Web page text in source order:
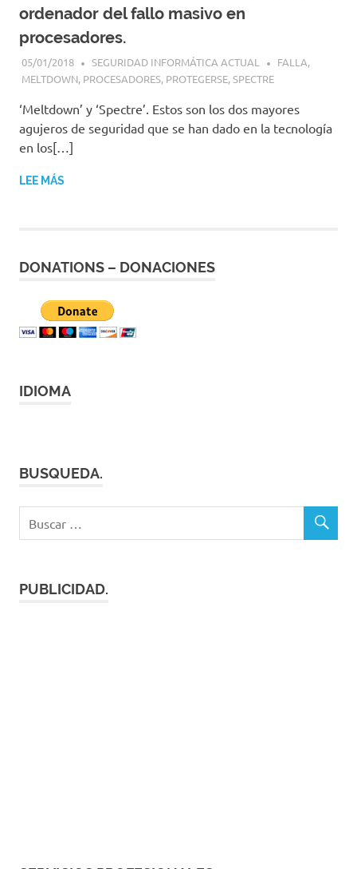
ordenador del fallo masivo en
procesadores.
05/01/2018 SEGURIDAD INFORMÁTICA ACTUAL FALLA,
MELTDOWN, PROCESADORES, PROTEGERSE,SPECTRE
‘Meltdown’ y ‘Spectre’. Estos son los dos mayores
agujeros de seguridad que se han dado en la tecnología
en los[…]
LEE MÁS
DONATIONS – DONACIONES
IDIOMA
BUSQUEDA.
PUBLICIDAD.